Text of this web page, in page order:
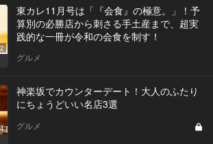
東カレ11月号は「『会食』の極意。」！予
算別の必勝店から刺さる手土産まで、超実
践的な一冊が令和の会食を制す！
グルメ
神楽坂でカウンターデート！大人のふたり
にちょうどいい名店3選
グルメ